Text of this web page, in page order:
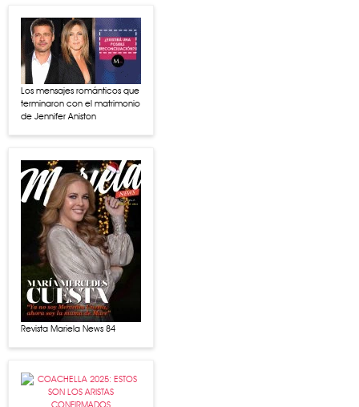
Los mensajes románticos que
terminaron con el matrimonio
de Jennifer Aniston
Revista Mariela News 84